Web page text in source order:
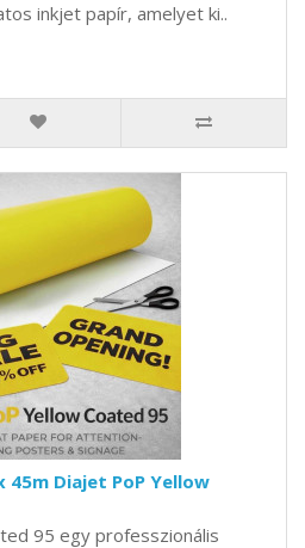
inkjet papír, amelyet ki..
45m Diajet PoP Yellow
95 egy professzionális